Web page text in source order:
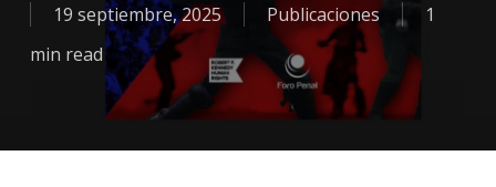
19 septiembre, 2025 Publicaciones
1
min read